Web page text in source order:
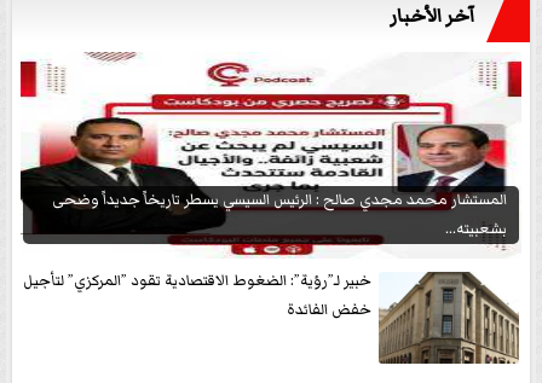
آخر الأخبار
المستشار محمد مجدي صالح : الرئيس السيسي يسطر تاريخاً جديداً وضحى
بشعبيته...
خبير لـ”رؤية”: الضغوط الاقتصادية تقود ”المركزي” لتأجيل
خفض الفائدة